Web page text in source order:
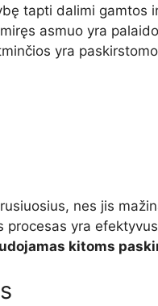
tapti dalimi gamtos
asmuo yra
yra
nes jis
procesas yra
kitoms